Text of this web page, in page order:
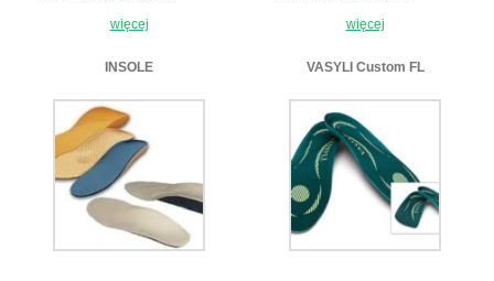
więcej
więcej
INSOLE VASYLI Custom FL